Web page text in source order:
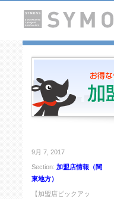
9月 7, 2017
Section: 加盟店情報（関
東地方）
【加盟店ピックアッ